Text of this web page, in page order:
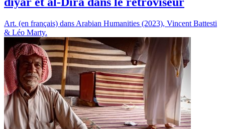
Art. (en français) dans Arabian Humanities (2023), Vincent Battesti
& Léo Marty.